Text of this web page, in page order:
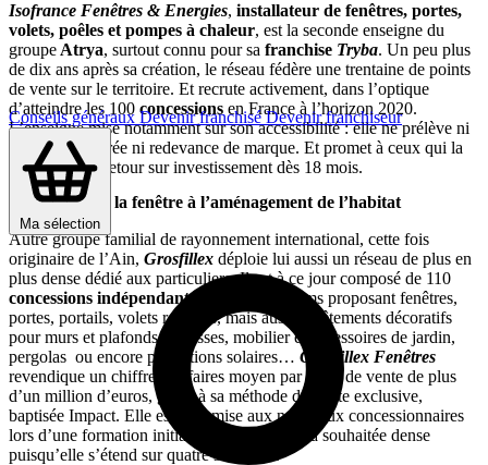
Conseils généraux Devenir franchiséDevenir franchiseur
Ma sélection
Isofrance Fenêtres & Energies, installateur de fenêtres, portes,
volets, poêles et pompes à chaleur, est la seconde enseigne du
groupe Atrya, surtout connu pour sa franchise Tryba. Un peu plus
de dix ans après sa création, le réseau fédère une trentaine de points
de vente sur le territoire. Et recrute activement, dans l’optique
d’atteindre les 100 concessions en France à l’horizon 2020.
L’enseigne mise notamment sur son accessibilité : elle ne prélève ni
de droits d’entrée ni redevance de marque. Et promet à ceux qui la
rejoignent un retour sur investissement dès 18 mois.
Grosfillex: de la fenêtre à l’aménagement de l’habitat
Autre groupe familial de rayonnement international, cette fois
originaire de l’Ain, Grosfillex déploie lui aussi un réseau de plus en
plus dense dédié aux particuliers. Il est à ce jour composé de 110
concessions indépendantes
. Des showrooms proposant fenêtres,
portes, portails, volets roulants, mais aussi revêtements décoratifs
pour murs et plafonds, terrasses, mobilier et accessoires de jardin,
pergolas ou encore protections solaires… Grosfillex Fenêtres
revendique un chiffre d’affaires moyen par point de vente de plus
d’un million d’euros, grâce à sa méthode de vente exclusive,
baptisée Impact. Elle est transmise aux nouveaux concessionnaires
lors d’une formation initiale, que l’enseigne a souhaitée dense
puisqu’elle s’étend sur quatre semaines.